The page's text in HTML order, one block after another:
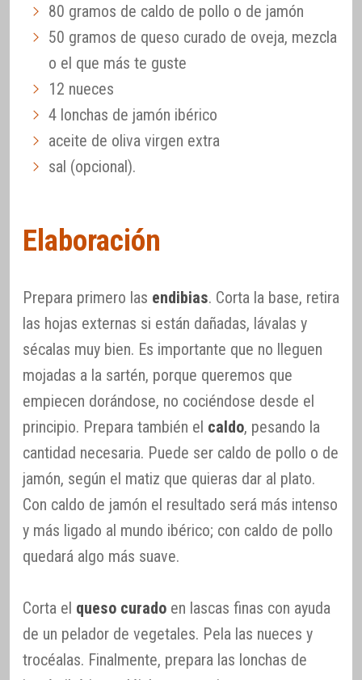
80 gramos de caldo de pollo o de jamón
50 gramos de queso curado de oveja, mezcla
o el que más te guste
12 nueces
4 lonchas de jamón ibérico
aceite de oliva virgen extra
sal (opcional).
Elaboración
Prepara primero las endibias. Corta la base, retira
las hojas externas si están dañadas, lávalas y
sécalas muy bien. Es importante que no lleguen
mojadas a la sartén, porque queremos que
empiecen dorándose, no cociéndose desde el
principio. Prepara también el caldo, pesando la
cantidad necesaria. Puede ser caldo de pollo o de
jamón, según el matiz que quieras dar al plato.
Con caldo de jamón el resultado será más intenso
y más ligado al mundo ibérico; con caldo de pollo
quedará algo más suave.
Corta el queso curado en lascas finas con ayuda
de un pelador de vegetales. Pela las nueces y
trocéalas. Finalmente, prepara las lonchas de